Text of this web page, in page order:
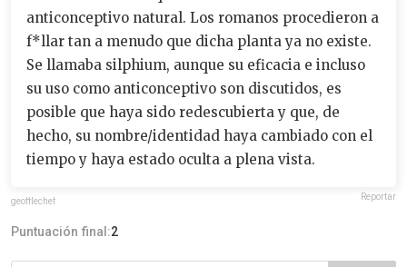
anticonceptivo natural. Los romanos procedieron a
f*llar tan a menudo que dicha planta ya no existe.
Se llamaba silphium, aunque su eficacia e incluso
su uso como anticonceptivo son discutidos, es
posible que haya sido redescubierta y que, de
hecho, su nombre/identidad haya cambiado con el
tiempo y haya estado oculta a plena vista.
geofflechef Reportar
Puntuación final:2